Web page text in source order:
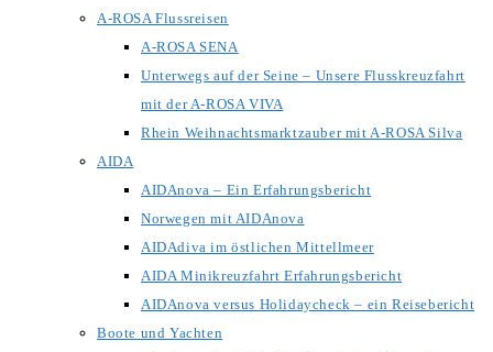
A-ROSA Flussreisen
A-ROSA SENA
Unterwegs auf der Seine – Unsere Flusskreuzfahrt
mit der A-ROSA VIVA
Rhein Weihnachtsmarktzauber mit A-ROSA Silva
AIDA
AIDAnova – Ein Erfahrungsbericht
Norwegen mit AIDAnova
AIDAdiva im östlichen Mittellmeer
AIDA Minikreuzfahrt Erfahrungsbericht
AIDAnova versus Holidaycheck – ein Reisebericht
Boote und Yachten